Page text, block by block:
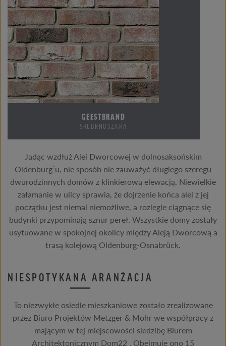
GEESTBRAND
SREBRNOSZARA
Jadąc wzdłuż Alei Dworcowej w dolnosaksońskim
Oldenburg`u, nie sposób nie zauważyć długiego szeregu
dwurodzinnych domów z klinkierową elewacją. Niewielkie
załamanie w ulicy sprawia, że dojrzenie końca alei z jej
początku jest niemal niemożliwe, a rozlegle ciągnące się
budynki przypominają sznur pereł. Wszystkie domy zostały
usytuowane w spokojnej okolicy między Aleją Dworcową a
trasą kolejową Oldenburg-Osnabrück.
NIESPOTYKANA ARANŻACJA
To niezwykłe osiedle mieszkaniowe zostało zrealizowane
przez Biuro Projektów Metzger & Mohr we współpracy z
mającym w tej miejscowości siedzibę Biurem
Architektonicznym Dom22 . Obejmuje ono 15